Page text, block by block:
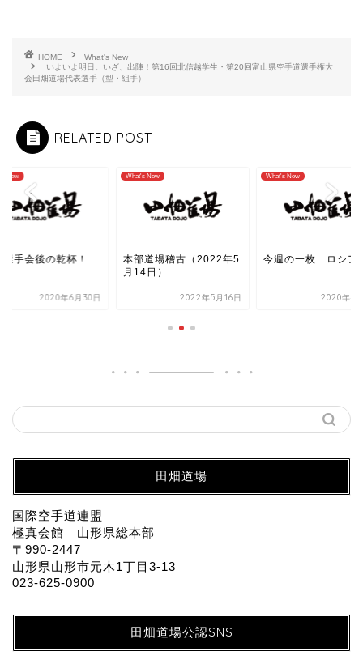
HOME
What's New
いよいよ明日。いざ、出陣！第16回北信越学生・第20回富山県空手道選手権大
会田畑道場代表選手（型・組手）
RELATED POST
New
選手会後の乾杯！
2020年6月30日
What's New
本部道場稽古（2022年5
月14日）
2022年5月16日
What's New
今週の一枚 ロシア
2020年4
田畑道場
国際空手道連盟
極真会館 山形県総本部
〒990-2447
山形県山形市元木1丁目3-13
023-625-0900
田畑道場公認SNS